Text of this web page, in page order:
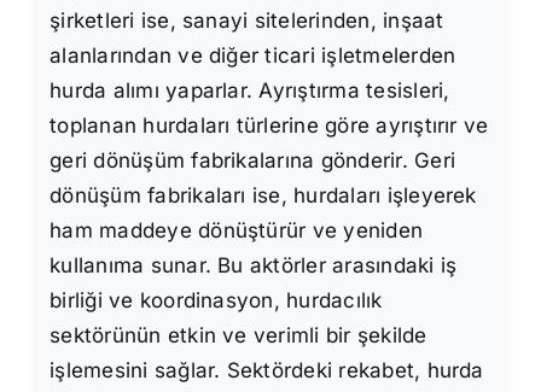
şirketleri ise, sanayi sitelerinden, inşaat
alanlarından ve diğer ticari işletmelerden
hurda alımı yaparlar. Ayrıştırma tesisleri,
toplanan hurdaları türlerine göre ayrıştırır ve
geri dönüşüm fabrikalarına gönderir. Geri
dönüşüm fabrikaları ise, hurdaları işleyerek
ham maddeye dönüştürür ve yeniden
kullanıma sunar. Bu aktörler arasındaki iş
birliği ve koordinasyon, hurdacılık
sektörünün etkin ve verimli bir şekilde
işlemesini sağlar. Sektördeki rekabet, hurda